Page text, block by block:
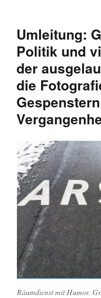
Umleitung:
Politik und
der
die
Räumdienst mit Humor.